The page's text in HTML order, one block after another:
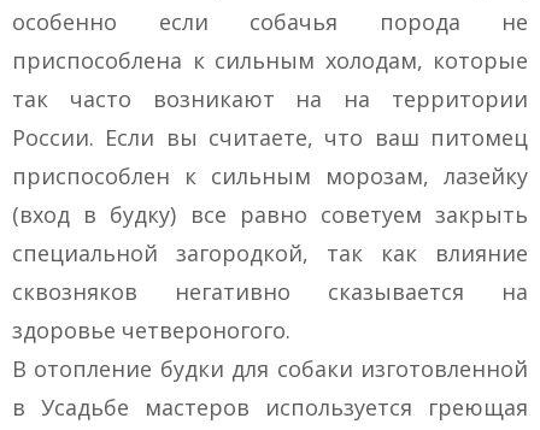
особенно если собачья порода не
приспособлена к сильным холодам, которые
так часто возникают на на территории
России. Если вы считаете, что ваш питомец
приспособлен к сильным морозам, лазейку
(вход в будку) все равно советуем закрыть
специальной загородкой, так как влияние
сквозняков негативно сказывается на
здоровье четвероногого.
В отопление будки для собаки изготовленной
в Усадьбе мастеров используется греющая